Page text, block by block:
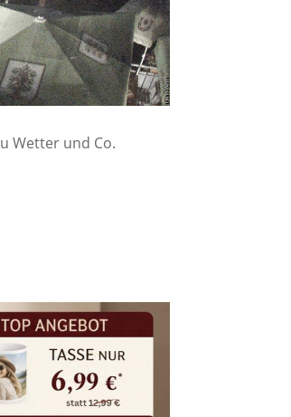
Wetter und Co.